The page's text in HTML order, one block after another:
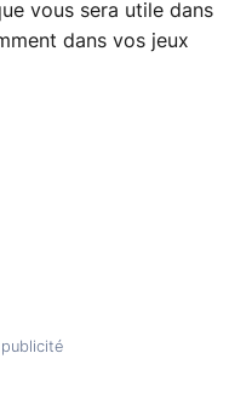
vous sera utile dans
dans vos jeux